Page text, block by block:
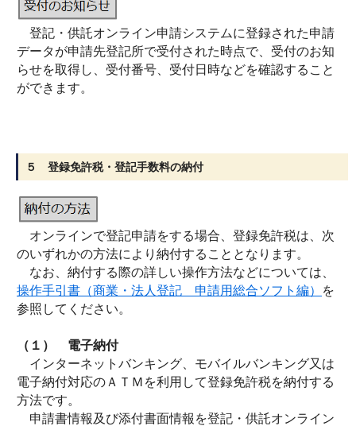
登記・供託オンライン申請システムに登録された申請
データが申請先登記所で受付された時点で、受付のお知
らせを取得し、受付番号、受付日時などを確認すること
ができます。
５ 登録免許税・登記手数料の納付
オンラインで登記申請をする場合、登録免許税は、次
のいずれかの方法により納付することとなります。
なお、納付する際の詳しい操作方法などについては、
操作手引書（商業・法人登記 申請用総合ソフト編）
を
参照してください。
（１） 電子納付
インターネットバンキング、モバイルバンキング又は
電子納付対応のＡＴＭを利用して登録免許税を納付する
方法です。
申請書情報及び添付書面情報を登記・供託オンライン